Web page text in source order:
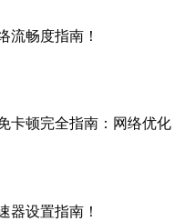
流畅度指南！
卡顿完全指南：网络优化
器设置指南！